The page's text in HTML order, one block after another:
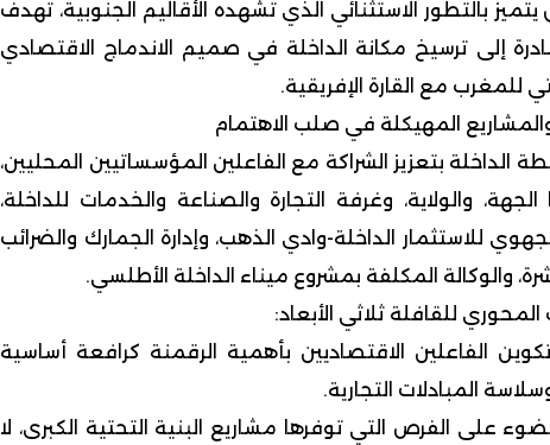
بالتطور الاستثنائي الذي تشهده الأقاليم الجنوبية، تهدف
إلى ترسيخ مكانة الداخلة في صميم الاندماج الاقتصادي
للمغرب مع القارة الإفريقية.
والمشاريع المهيكلة في صلب الاهتمام
الداخلة بتعزيز الشراكة مع الفاعلين المؤسساتيين المحليين،
والولاية، وغرفة التجارة والصناعة والخدمات للداخلة،
للاستثمار الداخلة-وادي الذهب، وإدارة الجمارك والضرائب
والوكالة المكلفة بمشروع ميناء الداخلة الأطلسي.
المحوري للقافلة ثلاثي الأبعاد:
الفاعلين الاقتصاديين بأهمية الرقمنة كرافعة أساسية
المبادلات التجارية.
على الفرص التي توفرها مشاريع البنية التحتية الكبرى، لا